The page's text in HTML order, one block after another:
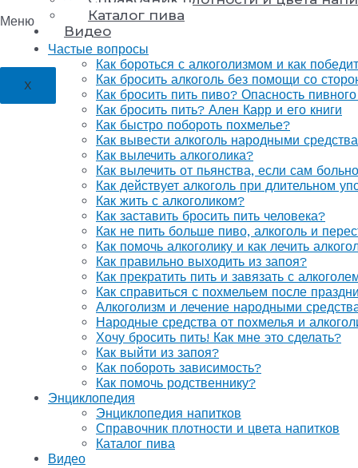
Каталог пива
Видео
X
Меню
Частые вопросы
Как бороться с алкоголизмом и как
Как бросить алкоголь без помощи со
Как бросить пить пиво? Опасность
Как бросить пить? Ален Карр и его книги
Как быстро побороть похмелье?
Как вывести алкоголь народными
Как вылечить алкоголика?
Как вылечить от пьянства, если сам
Как действует алкоголь при длительном
Как жить с алкоголиком?
Как заставить бросить пить человека?
Как не пить больше пиво, алкоголь и
Как помочь алкоголику и как лечить
Как правильно выходить из запоя?
Как прекратить пить и завязать с
Как справиться с похмельем после
Алкоголизм и лечение народными
Народные средства от похмелья и
Хочу бросить пить! Как мне это сделать?
Как выйти из запоя?
Как побороть зависимость?
Как помочь родственнику?
Энциклопедия
Энциклопедия напитков
Справочник плотности и цвета напитков
Каталог пива
Видео